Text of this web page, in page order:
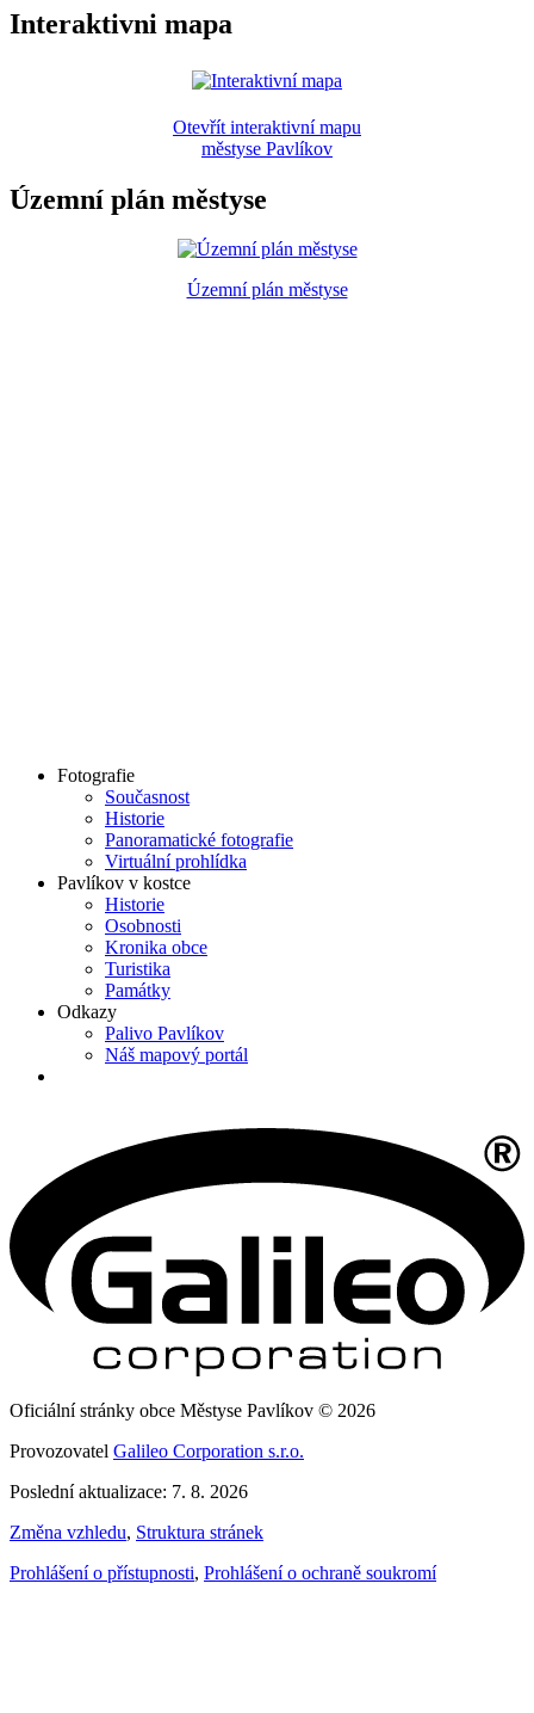
Interaktivni mapa
Otevřít interaktivní mapu
městyse Pavlíkov
Územní plán městyse
Územní plán městyse
Fotografie
Současnost
Historie
Panoramatické fotografie
Virtuální prohlídka
Pavlíkov v kostce
Historie
Osobnosti
Kronika obce
Turistika
Památky
Odkazy
Palivo Pavlíkov
Náš mapový portál
Oficiální stránky obce Městyse Pavlíkov © 2026
Provozovatel Galileo Corporation s.r.o.
Poslední aktualizace: 7. 8. 2026
Změna vzhledu, Struktura stránek
Prohlášení o přístupnosti, Prohlášení o ochraně soukromí